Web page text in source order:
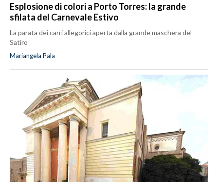
Esplosione di colori a Porto Torres: la grande
sfilata del Carnevale Estivo
La parata dei carri allegorici aperta dalla grande maschera del
Satiro
Mariangela Pala